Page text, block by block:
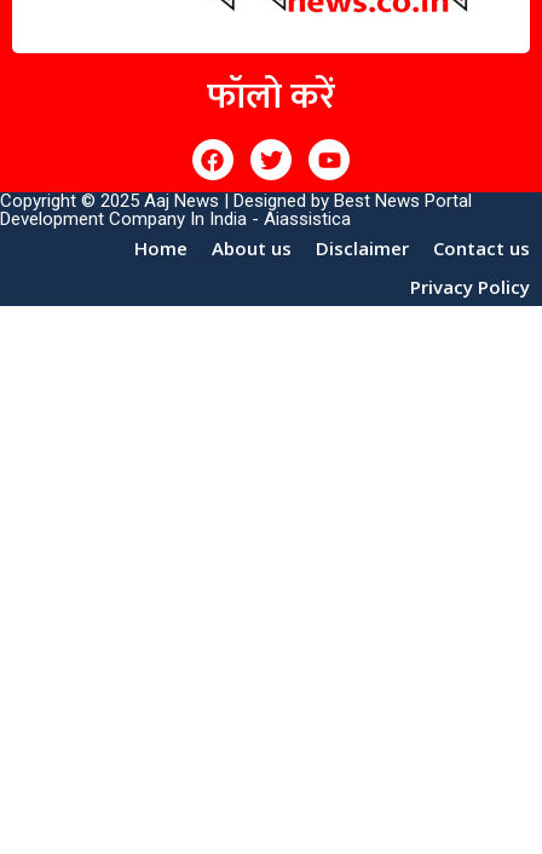
फॉलो करें
Copyright © 2025 Aaj News | Designed by Best News Portal
Development Company In India - Aiassistica
Home About us Disclaimer
Contact us
Privacy Policy